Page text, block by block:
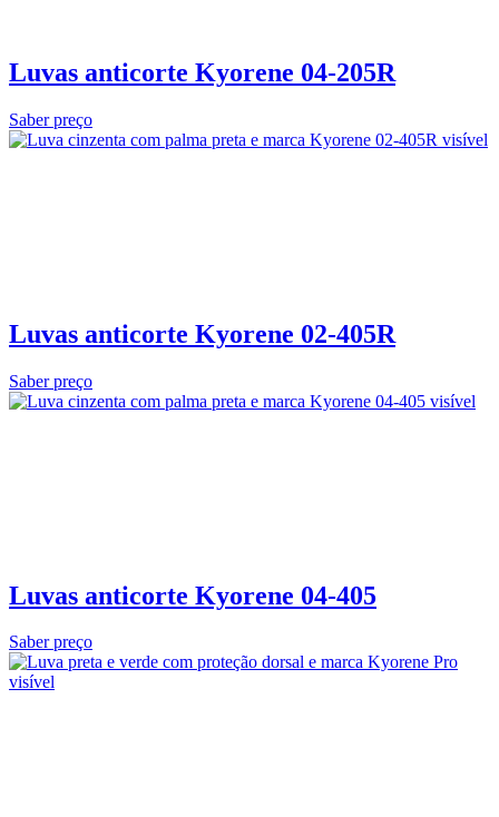
Luvas anticorte Kyorene 04‑205R
Saber preço
Luvas anticorte Kyorene 02‑405R
Saber preço
Luvas anticorte Kyorene 04-405
Saber preço